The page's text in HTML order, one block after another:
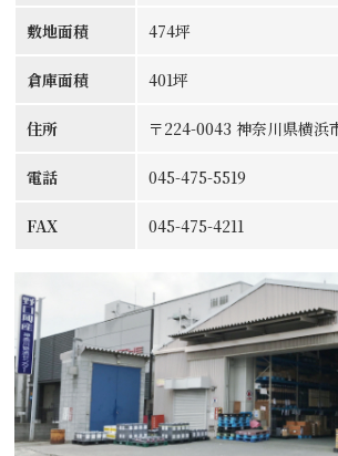
敷地面積 474坪
倉庫面積 401坪
住所 〒224-0043 神奈川県横浜
電話 045-475-5519
FAX 045-475-4211